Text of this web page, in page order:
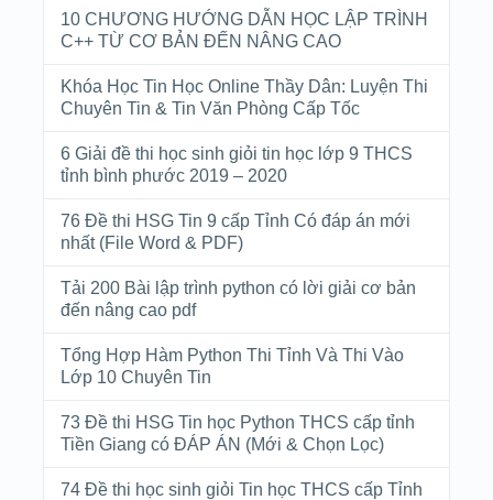
10 CHƯƠNG HƯỚNG DẪN HỌC LẬP TRÌNH
C++ TỪ CƠ BẢN ĐẾN NÂNG CAO
Khóa Học Tin Học Online Thầy Dân: Luyện Thi
Chuyên Tin & Tin Văn Phòng Cấp Tốc
6 Giải đề thi học sinh giỏi tin học lớp 9 THCS
tỉnh bình phước 2019 – 2020
76 Đề thi HSG Tin 9 cấp Tỉnh Có đáp án mới
nhất (File Word & PDF)
Tải 200 Bài lập trình python có lời giải cơ bản
đến nâng cao pdf
Tổng Hợp Hàm Python Thi Tỉnh Và Thi Vào
Lớp 10 Chuyên Tin
73 Đề thi HSG Tin học Python THCS cấp tỉnh
Tiền Giang có ĐÁP ÁN (Mới & Chọn Lọc)
74 Đề thi học sinh giỏi Tin học THCS cấp Tỉnh